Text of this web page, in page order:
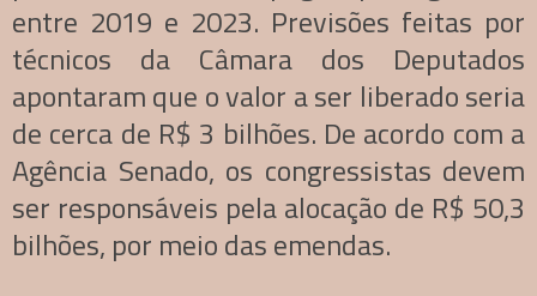
entre 2019 e 2023. Previsões feitas por
técnicos da Câmara dos Deputados
apontaram que o valor a ser liberado seria
de cerca de R$ 3 bilhões. De acordo com a
Agência Senado, os congressistas devem
ser responsáveis pela alocação de R$ 50,3
bilhões, por meio das emendas.